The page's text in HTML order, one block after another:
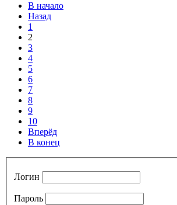
В начало
Назад
1
2
3
4
5
6
7
8
9
10
Вперёд
В конец
Логин
Пароль